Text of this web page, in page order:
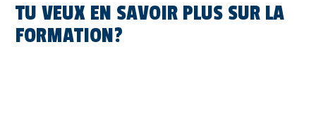
TU VEUX EN SAVOIR PLUS SUR LA
FORMATION?